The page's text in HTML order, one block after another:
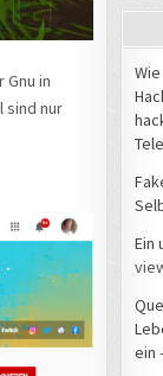
in
sind nur
Ein
ein